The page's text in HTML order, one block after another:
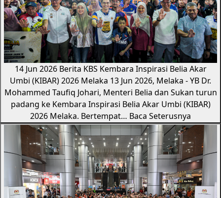
14 Jun 2026 Berita KBS Kembara Inspirasi Belia Akar
Umbi (KIBAR) 2026 Melaka 13 Jun 2026, Melaka - YB Dr.
Mohammed Taufiq Johari, Menteri Belia dan Sukan turun
padang ke Kembara Inspirasi Belia Akar Umbi (KIBAR)
2026 Melaka. Bertempat… Baca Seterusnya